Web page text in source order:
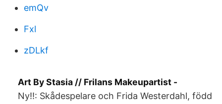
emQv
Fxl
zDLkf
Art By Stasia // Frilans Makeupartist -
Ny!!: Skådespelare och Frida Westerdahl, född